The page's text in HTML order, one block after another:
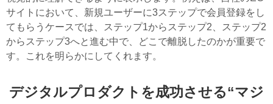
サイトにおいて、新規ユーザーに3ステップで会員登録をし
てもらうケースでは、ステップ1からステップ2、ステップ2
からステップ3へと進む中で、どこで離脱したのかが重要で
す。これを明らかにしてくれます。
デジタルプロダクトを成功させる“マジ